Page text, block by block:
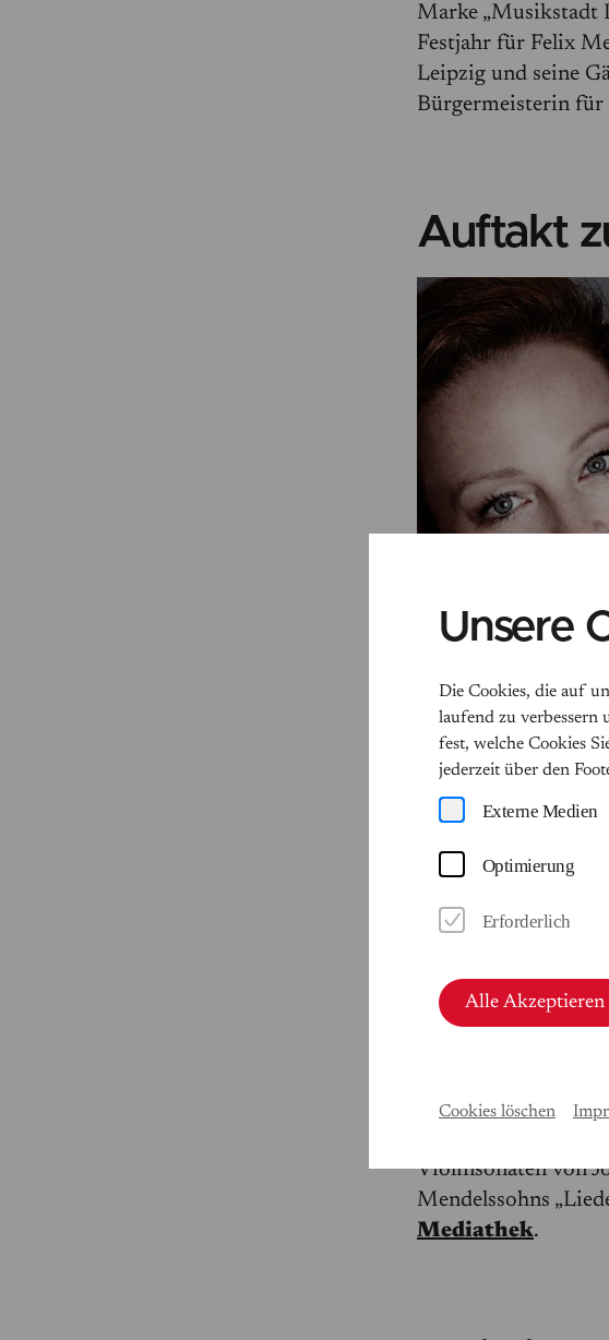
Marke „Musikstadt
Festjahr für Felix
Leipzig und seine
Bürgermeisterin
Auftakt
Carolin Widmann und
Mendelssohn-
Violinsonaten von
Mendelssohns
Mediathek.
Unsere
Die Cookies, die auf
laufend zu verbessern
fest, welche Cookies
jederzeit über den
Externe Medien
Optimierung
Erforderlich
Alle Akzeptieren
Cookies löschen